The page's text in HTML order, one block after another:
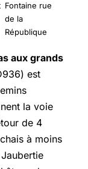
Fontaine rue
de la
République
aux grands
est
la voie
de 4
à moins